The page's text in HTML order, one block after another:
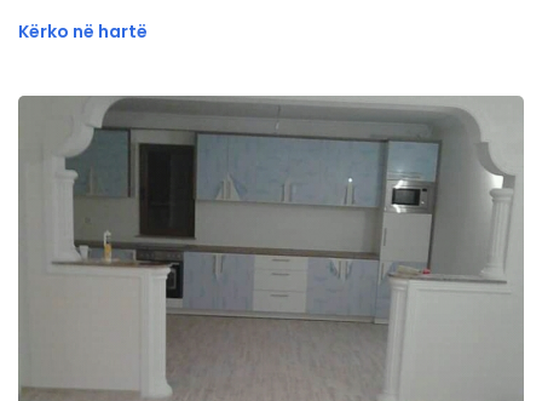
Kërko në hartë